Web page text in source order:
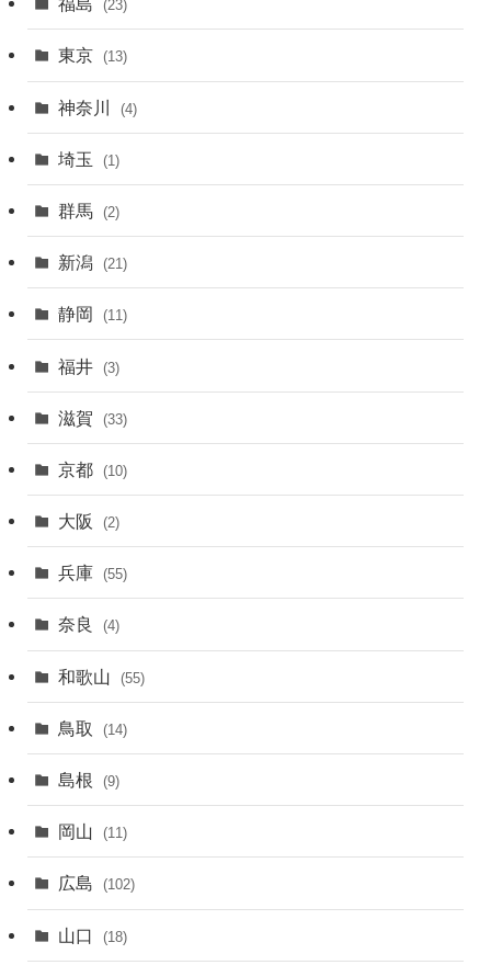
(23)
東京 (13)
神奈川 (4)
埼玉 (1)
群馬 (2)
新潟 (21)
静岡 (11)
福井 (3)
滋賀 (33)
京都 (10)
大阪 (2)
兵庫 (55)
奈良 (4)
和歌山 (55)
鳥取 (14)
島根 (9)
岡山 (11)
広島 (102)
山口 (18)